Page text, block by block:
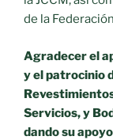
de la
Agradecer el
y el patrocinio
Servicios, y
dando su